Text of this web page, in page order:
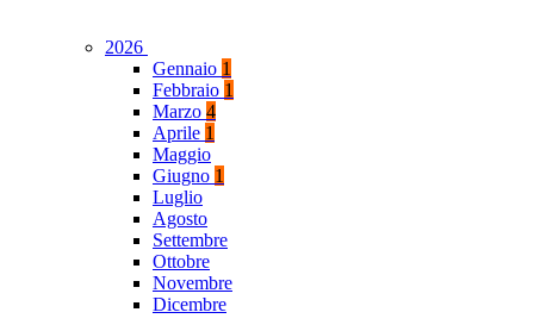
2026
Gennaio 1
Febbraio 1
Marzo 4
Aprile 1
Maggio
Giugno 1
Luglio
Agosto
Settembre
Ottobre
Novembre
Dicembre